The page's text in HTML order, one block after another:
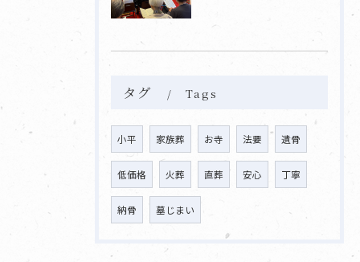
タグ Tags
小平 家族葬 お寺 法要 遺骨
低価格 火葬 直葬 安心 丁寧
納骨 墓じまい